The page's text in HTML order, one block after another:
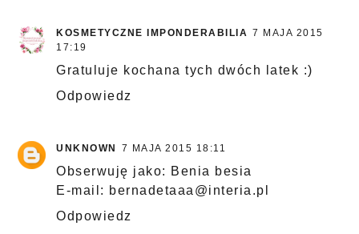
KOSMETYCZNE IMPONDERABILIA 7 MAJA 2015
17:19
Gratuluje kochana tych dwóch latek :)
Odpowiedz
UNKNOWN 7 MAJA 2015 18:11
Obserwuję jako: Benia besia
E-mail: bernadetaaa@interia.pl
Odpowiedz